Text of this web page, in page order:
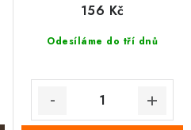
Odesíláme do tří dnů
156 Kč